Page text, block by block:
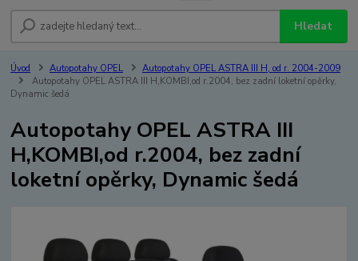
Hledat
Úvod Autopotahy OPEL
Autopotahy OPEL ASTRA III H, od r. 2004-2009
Autopotahy OPEL ASTRA III H,KOMBI,od r.2004, bez zadní loketní opěrky,
Dynamic šedá
Autopotahy OPEL ASTRA III
H,KOMBI,od r.2004, bez zadní
loketní opěrky, Dynamic šedá